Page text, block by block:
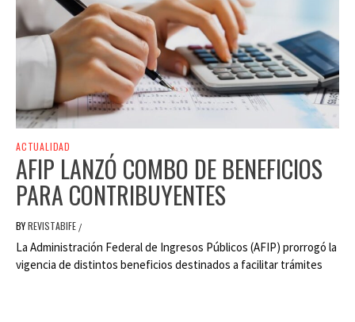
ACTUALIDAD
AFIP LANZÓ COMBO DE BENEFICIOS
PARA CONTRIBUYENTES
BYREVISTABIFE /
La Administración Federal de Ingresos Públicos (AFIP) prorrogó la
vigencia de distintos beneficios destinados a facilitar trámites